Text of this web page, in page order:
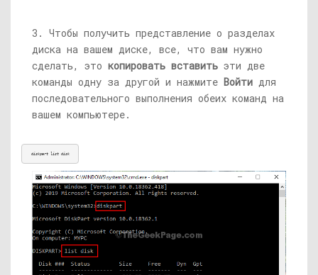
3. Чтобы получить представление о разделах
диска на вашем диске, все, что вам нужно
сделать, это копировать вставить эти две
команды одну за другой и нажмите Войти для
последовательного выполнения обеих команд на
вашем компьютере.
diskpart list disk